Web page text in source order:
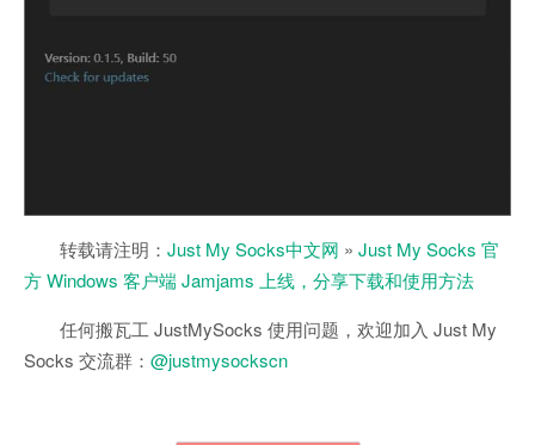
转载请注明： Just My Socks中文网 » Just My Socks 官
方 Windows 客户端 Jamjams 上线，分享下载和使用方法
任何搬瓦工 JustMySocks 使用问题，欢迎加入 Just My
Socks 交流群： @justmysockscn